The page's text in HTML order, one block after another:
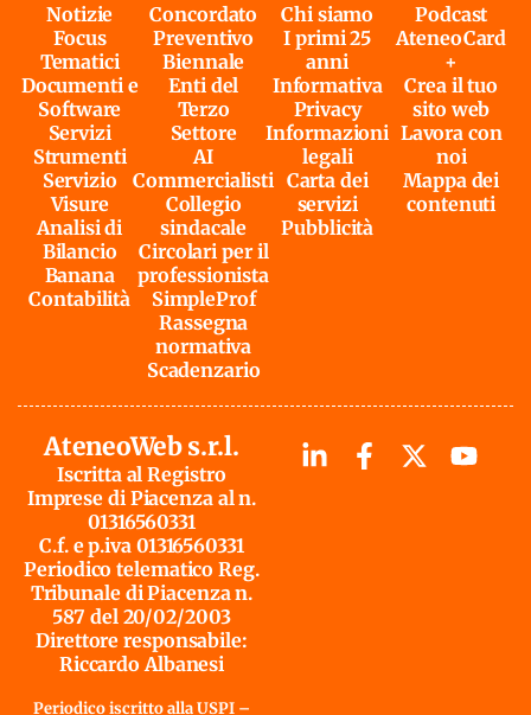
Notizie
Focus
Tematici
Documenti e
Software
Servizi
Strumenti
Servizio
Visure
Analisi di
Bilancio
Banana
Contabilità
Concordato
Preventivo
Biennale
Enti del
Terzo
Settore
AI
Commercialisti
Collegio
sindacale
Circolari per il
professionista
SimpleProf
Rassegna
normativa
Scadenzario
Chi siamo
I primi 25
anni
Informativa
Privacy
Informazioni
legali
Carta dei
servizi
Pubblicità
Podcast
AteneoCard
+
Crea il tuo
sito web
Lavora con
noi
Mappa dei
contenuti
AteneoWeb s.r.l.
Iscritta al Registro
Imprese di Piacenza al n.
01316560331
C.f. e p.iva 01316560331
Periodico telematico Reg.
Tribunale di Piacenza n.
587 del 20/02/2003
Direttore responsabile:
Riccardo Albanesi
Periodico iscritto alla USPI –